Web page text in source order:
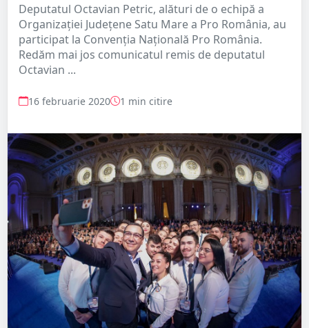
Deputatul Octavian Petric, alături de o echipă a
Organizației Județene Satu Mare a Pro România, au
participat la Convenția Națională Pro România.
Redăm mai jos comunicatul remis de deputatul
Octavian ...
16 februarie 2020 1 min citire